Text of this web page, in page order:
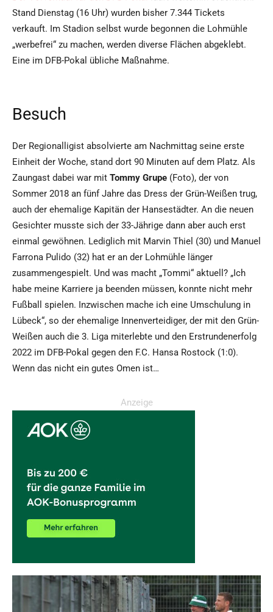
Stand Dienstag (16 Uhr) wurden bisher 7.344 Tickets
verkauft. Im Stadion selbst wurde begonnen die Lohmühle
„werbefrei“ zu machen, werden diverse Flächen abgeklebt.
Eine im DFB-Pokal übliche Maßnahme.
Besuch
Der Regionalligist absolvierte am Nachmittag seine erste
Einheit der Woche, stand dort 90 Minuten auf dem Platz. Als
Zaungast dabei war mit Tommy Grupe (Foto), der von
Sommer 2018 an fünf Jahre das Dress der Grün-Weißen trug,
auch der ehemalige Kapitän der Hansestädter. An die neuen
Gesichter musste sich der 33-Jährige dann aber auch erst
einmal gewöhnen. Lediglich mit Marvin Thiel (30) und Manuel
Farrona Pulido (32) hat er an der Lohmühle länger
zusammengespielt. Und was macht „Tommi“ aktuell? „Ich
habe meine Karriere ja beenden müssen, konnte nicht mehr
Fußball spielen. Inzwischen mache ich eine Umschulung in
Lübeck“, so der ehemalige Innenverteidiger, der mit den Grün-
Weißen auch die 3. Liga miterlebte und den Erstrundenerfolg
2022 im DFB-Pokal gegen den F.C. Hansa Rostock (1:0).
Wenn das nicht ein gutes Omen ist…
Anzeige